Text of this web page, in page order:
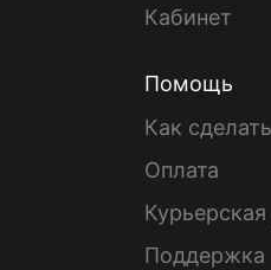
Кабинет
Помощь
Как
Оплата
Поддержка